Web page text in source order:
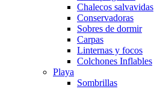
Chalecos salvavidas
Conservadoras
Sobres de dormir
Carpas
Linternas y focos
Colchones Inflables
Playa
Sombrillas